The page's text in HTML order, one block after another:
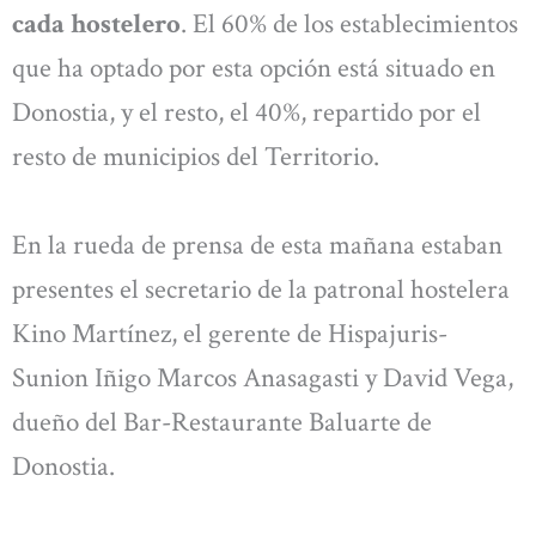
cada hostelero. El 60% de los establecimientos
que ha optado por esta opción está situado en
Donostia, y el resto, el 40%, repartido por el
resto de municipios del Territorio.
En la rueda de prensa de esta mañana estaban
presentes el secretario de la patronal hostelera
Kino Martínez, el gerente de Hispajuris-
Sunion Iñigo Marcos Anasagasti y David Vega,
dueño del Bar-Restaurante Baluarte de
Donostia.